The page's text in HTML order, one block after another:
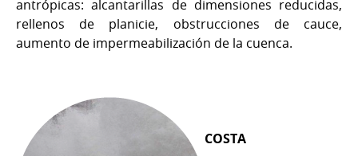
antrópicas: alcantarillas de dimensiones reducidas,
rellenos de planicie, obstrucciones de cauce,
aumento de impermeabilización de la cuenca.
COSTA